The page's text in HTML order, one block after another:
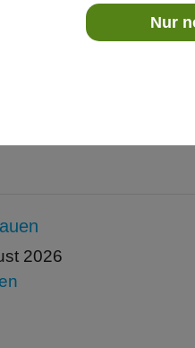
Nur
und Nacht" mit der
18:00 Uhr |
Gelebtes, Gefühltes -
2026